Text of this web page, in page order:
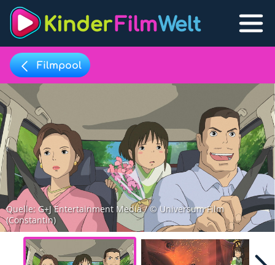
Filmpool
Filmlisten
Filmlexikon
Lernfilme
Lexikon
Favoriten
Filmpool
Quelle: G+J Entertainment Media / © Universum Film
(Constantin)